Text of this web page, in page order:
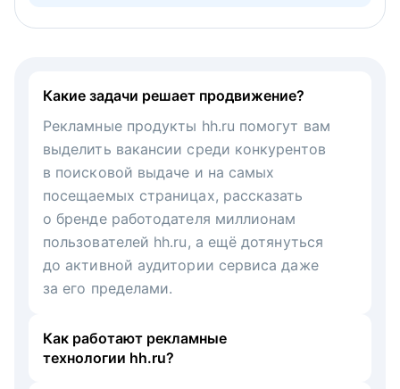
Какие задачи решает продвижение?
Рекламные продукты hh.ru помогут вам
выделить вакансии среди конкурентов
в поисковой выдаче и на самых
посещаемых страницах, рассказать
о бренде работодателя миллионам
пользователей hh.ru, а ещё дотянуться
до активной аудитории сервиса даже
за его пределами.
Как работают рекламные
технологии hh.ru?